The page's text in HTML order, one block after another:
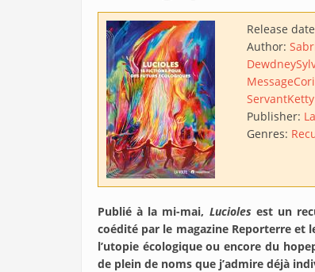
Release
Author:
Dewdney
Message
Servant
Publisher:
Genres:
Publié à la mi-mai, Lucioles est un
coédité par le magazine Reporterre et
l’utopie écologique ou encore du
de plein de noms que j’admire déjà